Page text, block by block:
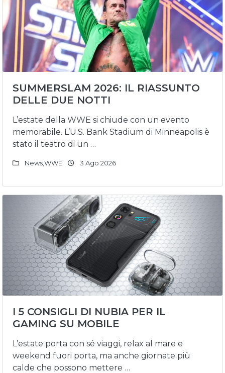
SUMMERSLAM 2026: IL RIASSUNTO
DELLE DUE NOTTI
L’estate della WWE si chiude con un evento
memorabile. L’U.S. Bank Stadium di Minneapolis è
stato il teatro di un …
NewsWWE 3 Ago 2026
I 5 CONSIGLI DI NUBIA PER IL
GAMING SU MOBILE
L’estate porta con sé viaggi, relax al mare e
weekend fuori porta, ma anche giornate più
calde che possono mettere …